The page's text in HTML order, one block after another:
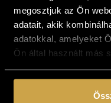
megosztjuk az Ön
adatait, akik
adatokkal, amelyeket
Ön által használt más
Rajczi Zoltán -
Balatonföldvári
kikötő (30x60 cm)